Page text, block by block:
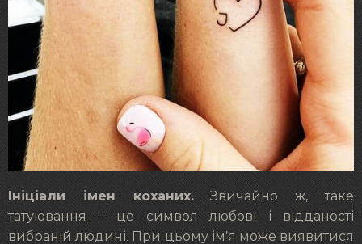
Ініціали імен коханих.Звичайно ж, таке
татуювання – це символ любові і відданості
вибраній людині. При цьому ім’я може виявитися